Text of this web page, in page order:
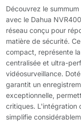
Découvrez le
avec le Dahua
réseau conçu pour
matière de sécurité.
compact, représente
centralisée et ultra-
vidéosurveillance.
garantit un
exceptionnelle,
critiques. L'intégration
simplifie